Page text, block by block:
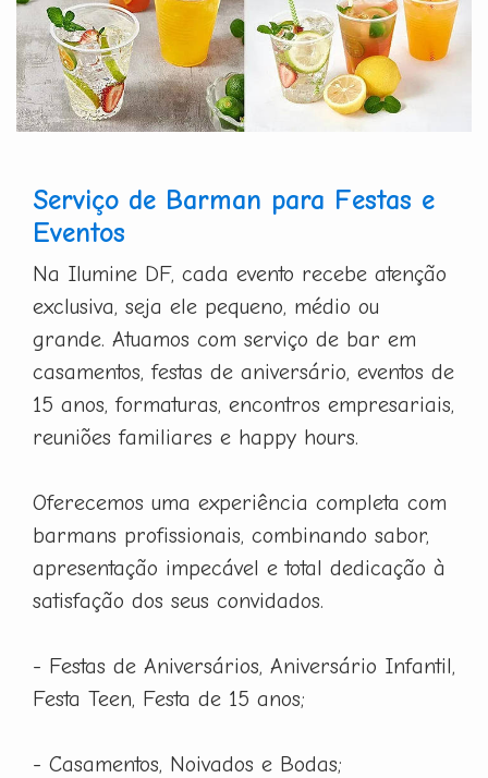
Serviço de Barman para Festas e
Eventos
Na Ilumine DF, cada evento recebe atenção
exclusiva, seja ele pequeno, médio ou
grande. Atuamos com serviço de bar em
casamentos, festas de aniversário, eventos de
15 anos, formaturas, encontros empresariais,
reuniões familiares e happy hours.
Oferecemos uma experiência completa com
barmans profissionais, combinando sabor,
apresentação impecável e total dedicação à
satisfação dos seus convidados.
- Festas de Aniversários, Aniversário Infantil,
Festa Teen, Festa de 15 anos;
- Casamentos, Noivados e Bodas;